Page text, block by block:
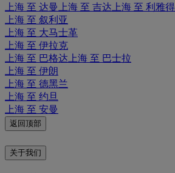
上海 至 达曼 上海 至 吉达 上海 至 利雅得
上海 至 叙利亚
上海 至 大马士革
上海 至 伊拉克
上海 至 巴格达 上海 至 巴士拉
上海 至 伊朗
上海 至 德黑兰
上海 至 约旦
上海 至 安曼
返回顶部
关于我们